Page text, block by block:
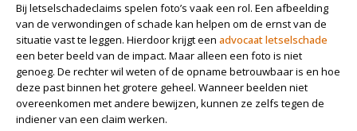
Bij letselschadeclaims spelen foto’s vaak een rol. Een afbeelding
van de verwondingen of schade kan helpen om de ernst van de
situatie vast te leggen. Hierdoor krijgt een advocaat letselschade
een beter beeld van de impact. Maar alleen een foto is niet
genoeg. De rechter wil weten of de opname betrouwbaar is en hoe
deze past binnen het grotere geheel. Wanneer beelden niet
overeenkomen met andere bewijzen, kunnen ze zelfs tegen de
indiener van een claim werken.